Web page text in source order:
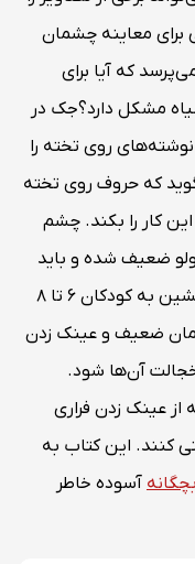
برای معاینه چشمان
که آیا برای
مشکل دارد؟جک در
روی تخته را
که حروف روی تخته
کار را بکند. چشم‌
ضعیف شده و باید
برایش عینک تجویز کند.این داستان دلنشین به کودکان 6 تا 8
ضعیف و عینک زدن
آن‌ها شود.
عینک زدن فراری
کنند. این کتاب به
آسوده خاطر